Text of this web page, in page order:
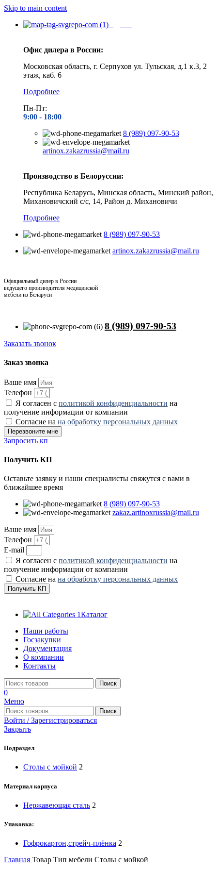
Skip to main content
Офис дилера в России:
Московская область, г. Серпухов ул. Тульская, д.1 к.3, 2
этаж, каб. 6
Подробнее
Пн-Пт:
9:00 - 18:00
8 (989) 097-90-53
artinox.zakazrussia@mail.ru
Производство в Белоруссии:
Республика Беларусь, Минская область, Минский район,
Михановичский с/с, 14, Район д. Михановичи
Подробнее
8 (989) 097-90-53
artinox.zakazrussia@mail.ru
Официальный дилер в России
ведущего производителя медицинской
мебели из Беларуси
8 (989) 097-90-53
Заказать звонок
Заказ звонка
Ваше имя
Телефон
Я согласен с политикой конфиденциальности на
получение информации от компании
Согласие на на обработку персональных данных
Перезвоните мне
Запросить кп
Получить КП
Оставьте заявку и наши специалисты свяжутся с вами в
ближайшее время
8 (989) 097-90-53
zakaz.artinoxrussia@mail.ru
Ваше имя
Телефон
E-mail
Я согласен с политикой конфиденциальности на
получение информации от компании
Согласие на на обработку персональных данных
Получить КП
Каталог
Наши работы
Госзакупки
Документация
О компании
Контакты
Поиск
0
Меню
Поиск
Войти / Зарегистрироваться
Закрыть
Подраздел
Столы с мойкой 2
Материал корпуса
Нержавеющая сталь 2
Упаковка:
Гофрокартон,стрейч-плёнка 2
Главная Товар Тип мебели Столы с мойкой